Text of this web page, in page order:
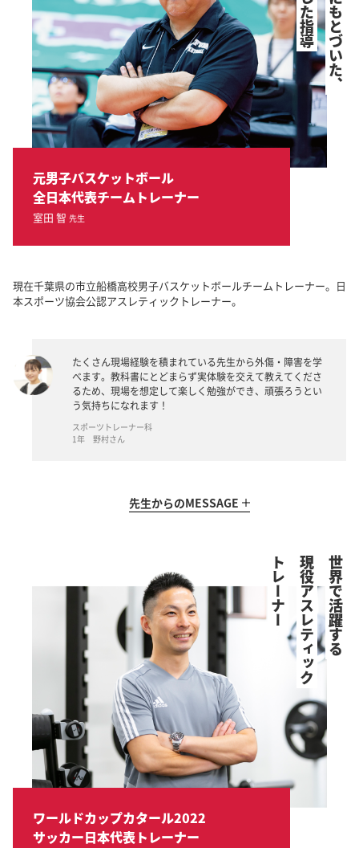
元男子バスケットボール
全日本代表チームトレーナー
室田 智 先生
現在千葉県の市立船橋高校男子バスケットボールチームトレーナー。日
本スポーツ協会公認アスレティックトレーナー。
たくさん現場経験を積まれている先生から外傷・障害を学
べます。教科書にとどまらず実体験を交えて教えてくださ
るため、現場を想定して楽しく勉強ができ、頑張ろうとい
う気持ちになれます！
スポーツトレーナー科
1年 野村さん
先生からのMESSAGE
世界で活躍する
現役アスレティック
トレーナー
ワールドカップカタール2022
サッカー日本代表トレーナー